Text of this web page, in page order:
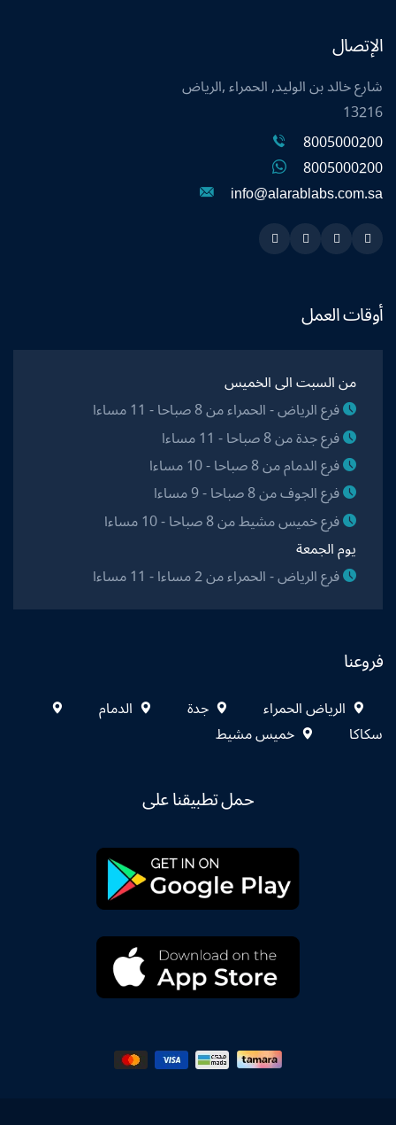
الإتصال
شارع خالد بن الوليد, الحمراء ,الرياض
13216
8005000200
8005000200
info@alarablabs.com.sa
Snapchat
Twitter
Linkedin
Instagram
أوقات العمل
من السبت الى الخميس
فرع الرياض - الحمراء من 8 صباحا - 11 مساءا
فرع جدة من 8 صباحا - 11 مساءا
فرع الدمام من 8 صباحا - 10 مساءا
فرع الجوف من 8 صباحا - 9 مساءا
فرع خميس مشيط من 8 صباحا - 10 مساءا
يوم الجمعة
فرع الرياض - الحمراء من 2 مساءا - 11 مساءا
فروعنا
الرياض الحمراء جدة
الدمام
سكاكا
خميس مشيط
حمل تطبيقنا على